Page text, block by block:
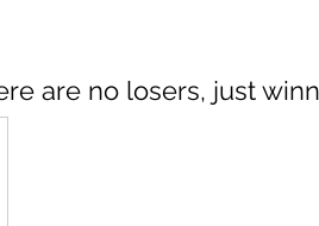
are no losers, just